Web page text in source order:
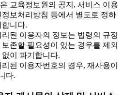
교육정보원의 공지, 서비스 이용
정보처리방침 등에서 별도로 정하
합니다.
된 이용자의 정보는 법령의 규정
존할 필요성이 있는 경우를 제외
이 파기합니다.
된 이용자번호의 경우, 재사용이
다.